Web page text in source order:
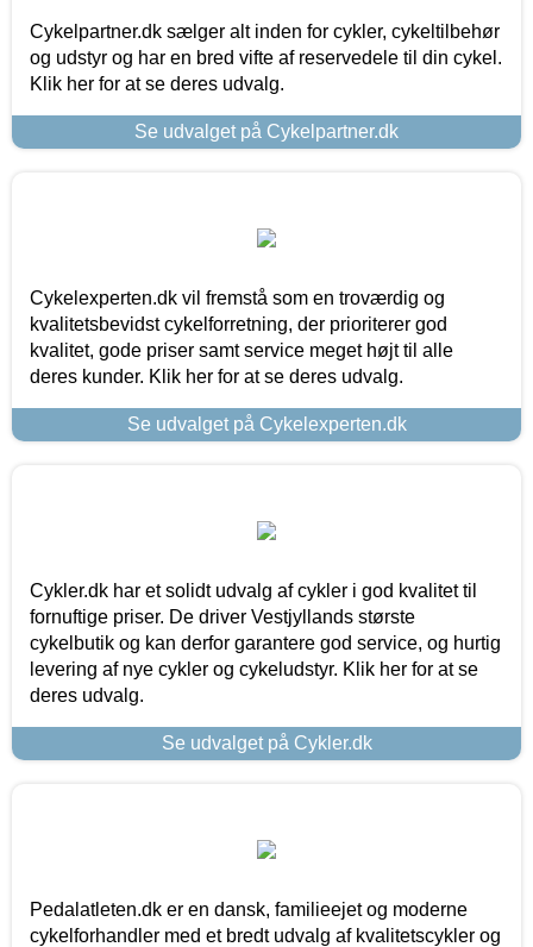
Cykelpartner.dk sælger alt inden for cykler, cykeltilbehør
og udstyr og har en bred vifte af reservedele til din cykel.
Klik her for at se deres udvalg.
Se udvalget på Cykelpartner.dk
Cykelexperten.dk vil fremstå som en troværdig og
kvalitetsbevidst cykelforretning, der prioriterer god
kvalitet, gode priser samt service meget højt til alle
deres kunder. Klik her for at se deres udvalg.
Se udvalget på Cykelexperten.dk
Cykler.dk har et solidt udvalg af cykler i god kvalitet til
fornuftige priser. De driver Vestjyllands største
cykelbutik og kan derfor garantere god service, og hurtig
levering af nye cykler og cykeludstyr. Klik her for at se
deres udvalg.
Se udvalget på Cykler.dk
Pedalatleten.dk er en dansk, familieejet og moderne
cykelforhandler med et bredt udvalg af kvalitetscykler og